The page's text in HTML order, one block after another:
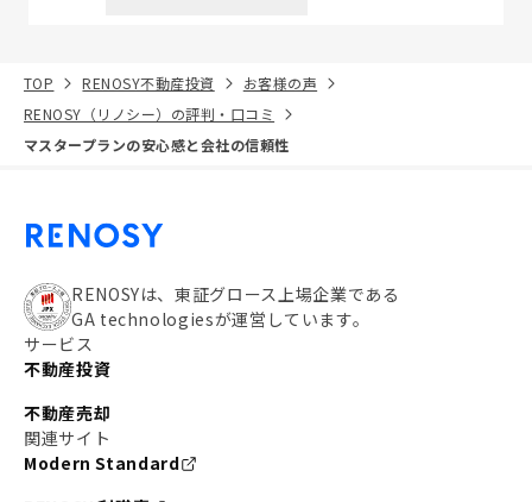
TOP RENOSY不動産投資
お客様の声
RENOSY（リノシー）の評判・口コミ
マスタープランの安心感と会社の信頼性
RENOSYは、東証グロース上場企業である
GA technologiesが運営しています。
サービス
不動産投資
不動産売却
関連サイト
Modern Standard